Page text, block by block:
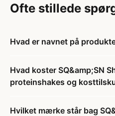
Ofte stillede
Hvad er navnet på
Hvad koster SQ&amp;SN
proteinshakes og
Hvilket mærke står bag